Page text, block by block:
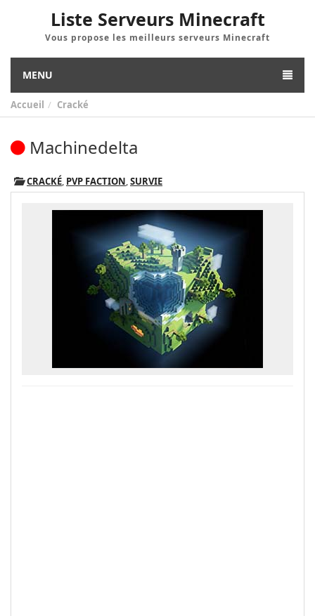
Liste Serveurs Minecraft
Vous propose les meilleurs serveurs Minecraft
MENU
Accueil Cracké
Machinedelta
CRACKÉ, PVP FACTION,SURVIE